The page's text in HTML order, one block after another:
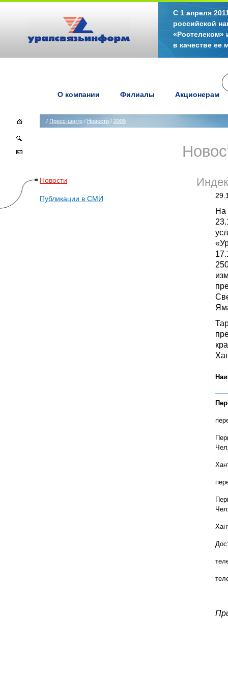
С 1 апреля
российской
«Ростелеком»
в качестве ее
О компании Филиалы Акционерам
/ Пресс-центр / Новости / 2009
Новости
Публикации в СМИ
На